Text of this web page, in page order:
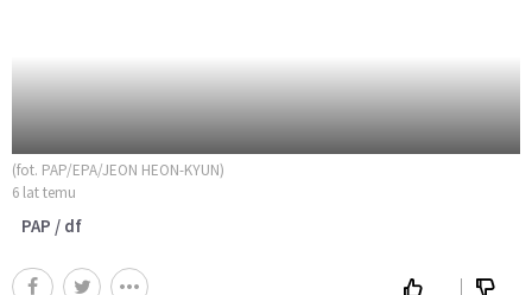
(fot. PAP/EPA/JEON HEON-KYUN)
6 lat temu
PAP / df